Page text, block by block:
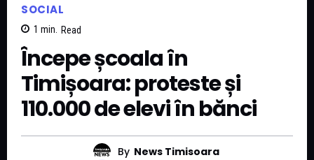
SOCIAL
1 min. Read
Începe școala în
Timișoara: proteste și
110.000 de elevi în bănci
By News Timisoara